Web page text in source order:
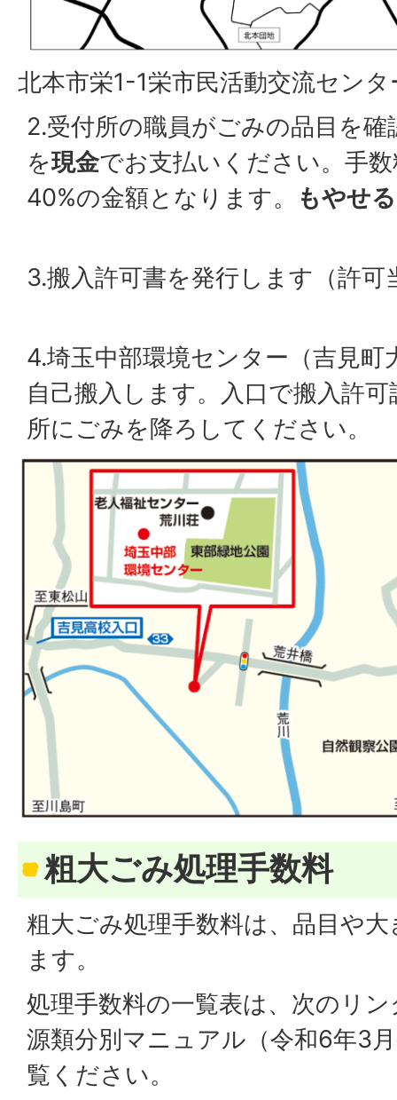
北本市栄1-1栄市民活動交流センタ
2.受付所の職員がごみの品目を
を現金でお支払いください。手
40%の金額となります。
もやせ
3.搬入許可書を発行します（許可
4.埼玉中部環境センター（吉見
自己搬入します。入口で搬入許
所にごみを降ろしてください。
粗大ごみ処理手数料
粗大ごみ処理手数料は、品目や
ます。
処理手数料の一覧表は、次のリ
源類分別マニュアル（令和6年3
覧ください。